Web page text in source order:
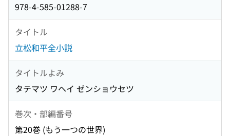
978-4-585-01288-7
タイトル
立松和平全小説
タイトルよみ
タテマツ ワヘイ ゼンショウセツ
巻次・部編番号
第20巻 (もう一つの世界)